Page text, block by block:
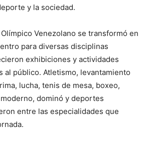
y la sociedad.
Venezolano se transformó en
para diversas disciplinas
exhibiciones y actividades
al público. Atletismo, levantamiento
lucha, tenis de mesa, boxeo,
dominó y deportes
entre las especialidades que